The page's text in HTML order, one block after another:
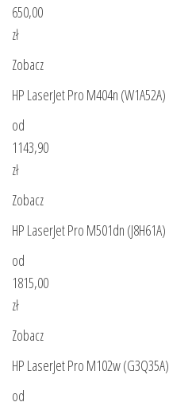
650,00
zł
Zobacz
HP LaserJet Pro M404n (W1A52A)
od
1143,90
zł
Zobacz
HP LaserJet Pro M501dn (J8H61A)
od
1815,00
zł
Zobacz
HP LaserJet Pro M102w (G3Q35A)
od